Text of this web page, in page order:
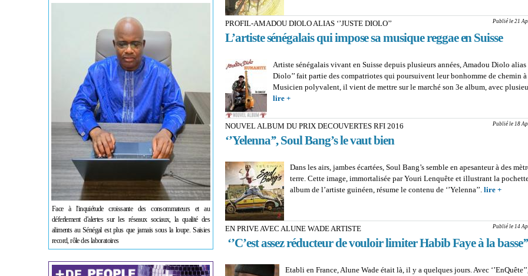
Face à l'inquiétude croissante des consommateurs et au
déferlement d'alertes sur les réseaux sociaux, la qualité des
aliments au Sénégal est plus que jamais sous la loupe. Saisies
record, rôle des laboratoires
Publié le 21
PROFIL-AMADOU DIOLO ALIAS ‘’JUSTE DIOLO’’
L’artiste sénégalais qui impose sa musique reggae en Suisse
Artiste sénégalais vivant en Suisse depuis plusieurs années, Amadou Diolo alias
Diolo’’ fait partie des compatriotes qui poursuivent leur bonhomme de chemin à
Musicien polyvalent, il vient de mettre sur le marché son 3e album, avec
lire +
Publié le 18
NOUVEL ALBUM DU PRIX DECOUVERTES RFI 2016
‘’Yelenna’’, Soul Bang’s le vaut bien
Dans les airs, jambes écartées, Soul Bang’s semble en apesanteur à des
terre. Cette image, immortalisée par Youri Lenquête et illustrant la
album de l’artiste guinéen, résume le contenu de ‘’Yelenna’’. lire +
RFI
Bang’s
Publié le 14
EN PRIVE AVEC ALUNE WADE ARTISTE
‘’C’est assez réducteur de vouloir limiter Habib Faye à la basse’’
Etabli en France, Alune Wade était là, il y a quelques jours. Avec